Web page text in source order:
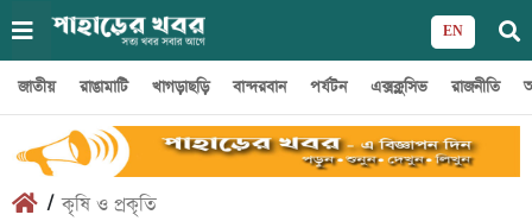
EN
জাতীয় রাঙামাটি খাগড়াছড়ি বান্দরবান পর্যটন এক্সক্লুসিভ রাজনীতি
/কৃষি ও প্রকৃতি